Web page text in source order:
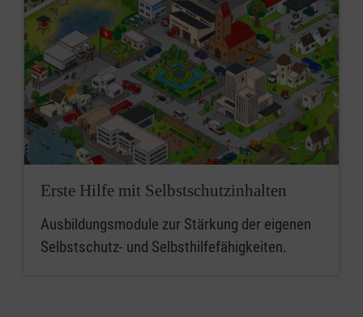
Erste Hilfe mit Selbstschutzinhalten
Ausbildungsmodule zur Stärkung der eigenen
Selbstschutz- und Selbsthilfefähigkeiten.